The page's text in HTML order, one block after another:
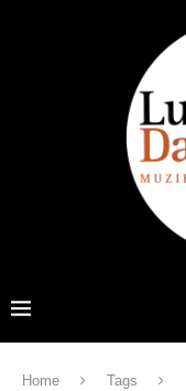
Home Tags